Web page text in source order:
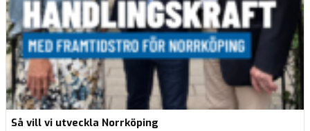
Så vill vi utveckla Norrköping